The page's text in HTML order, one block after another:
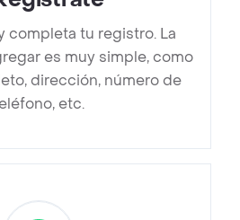
completa tu registro. La
es muy simple, como
dirección, número de
etc.